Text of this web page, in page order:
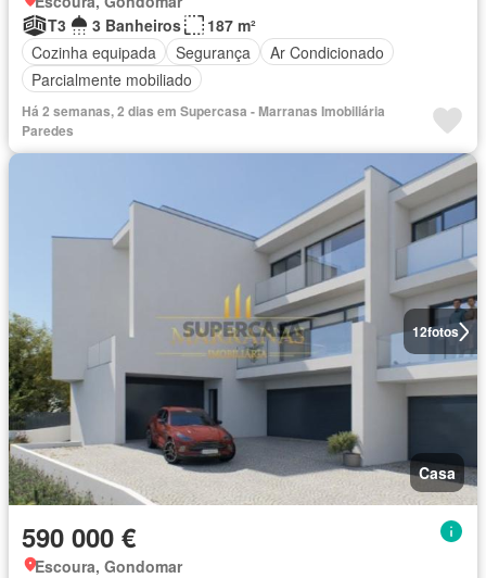
T3
3 Banheiros
187 m²
Cozinha equipada
Segurança
Ar Condicionado
Parcialmente mobiliado
Há 2 semanas, 2 dias em Supercasa - Marranas Imobiliária
Paredes
12fotos
Casa
590 000 €
Escoura, Gondomar